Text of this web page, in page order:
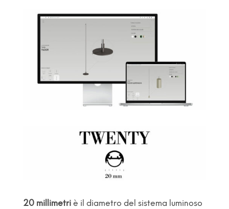
20 millimetriè il diametro del sistema luminoso